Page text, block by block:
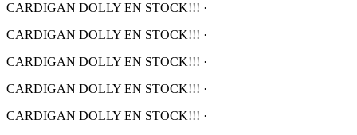
CARDIGAN DOLLY EN STOCK!!! ·
CARDIGAN DOLLY EN STOCK!!! ·
CARDIGAN DOLLY EN STOCK!!! ·
CARDIGAN DOLLY EN STOCK!!! ·
CARDIGAN DOLLY EN STOCK!!! ·